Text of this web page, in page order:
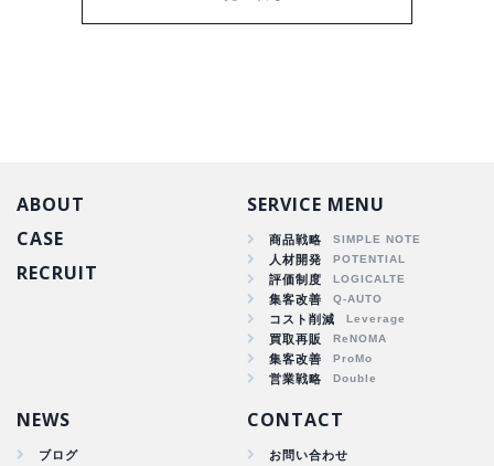
ABOUT
CASE
商品戦略
RECRUIT
SERVICE MENU
商品戦略
人材開発
評価制度
集客改善
コスト削減
買取再販
集客改善
営業戦略
NEWS
ブログ
CONTACT
お問い合わせ